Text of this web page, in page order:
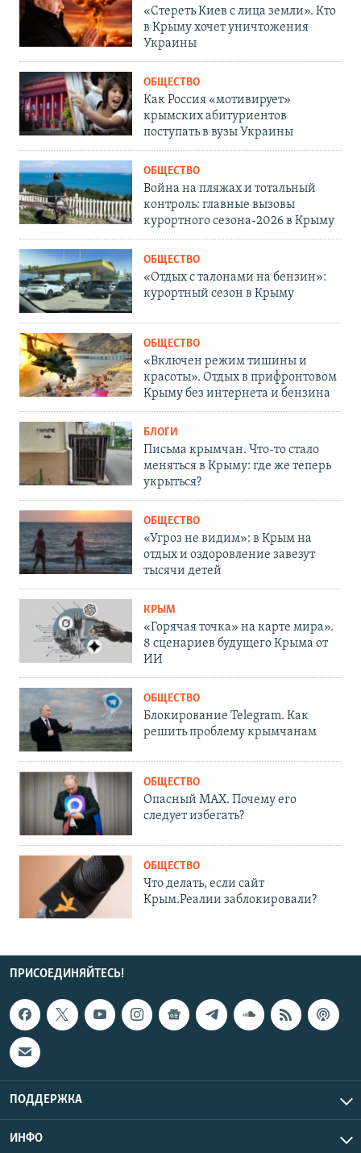
«Стереть Киев с лица земли». Кто
в Крыму хочет уничтожения
Украины
ОБЩЕСТВО
Как Россия «мотивирует»
крымских абитуриентов
поступать в вузы Украины
ОБЩЕСТВО
Война на пляжах и тотальный
контроль: главные вызовы
курортного сезона-2026 в Крыму
ОБЩЕСТВО
«Отдых с талонами на бензин»:
курортный сезон в Крыму
ОБЩЕСТВО
«Включен режим тишины и
красоты». Отдых в прифронтовом
Крыму без интернета и бензина
БЛОГИ
Письма крымчан. Что-то стало
меняться в Крыму: где же теперь
укрыться?
ОБЩЕСТВО
«Угроз не видим»: в Крым на
отдых и оздоровление завезут
тысячи детей
КРЫМ
«Горячая точка» на карте мира».
8 сценариев будущего Крыма от
ИИ
ОБЩЕСТВО
Блокирование Telegram. Как
решить проблему крымчанам
ОБЩЕСТВО
Опасный MAX. Почему его
следует избегать?
ОБЩЕСТВО
Что делать, если сайт
Крым.Реалии заблокировали?
ПРИСОЕДИНЯЙТЕСЬ!
ПОДДЕРЖКА
ИНФО